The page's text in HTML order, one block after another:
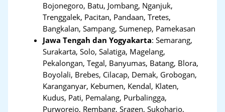
Bojonegoro, Batu, Jombang, Nganjuk,
Trenggalek, Pacitan, Pandaan, Tretes,
Bangkalan, Sampang, Sumenep, Pamekasan
Jawa Tengah dan Yogyakarta:Semarang,
Surakarta, Solo, Salatiga, Magelang,
Pekalongan, Tegal, Banyumas, Batang, Blora,
Boyolali, Brebes, Cilacap, Demak, Grobogan,
Karanganyar, Kebumen, Kendal, Klaten,
Kudus, Pati, Pemalang, Purbalingga,
Purworejo, Rembang, Sragen, Sukoharjo,